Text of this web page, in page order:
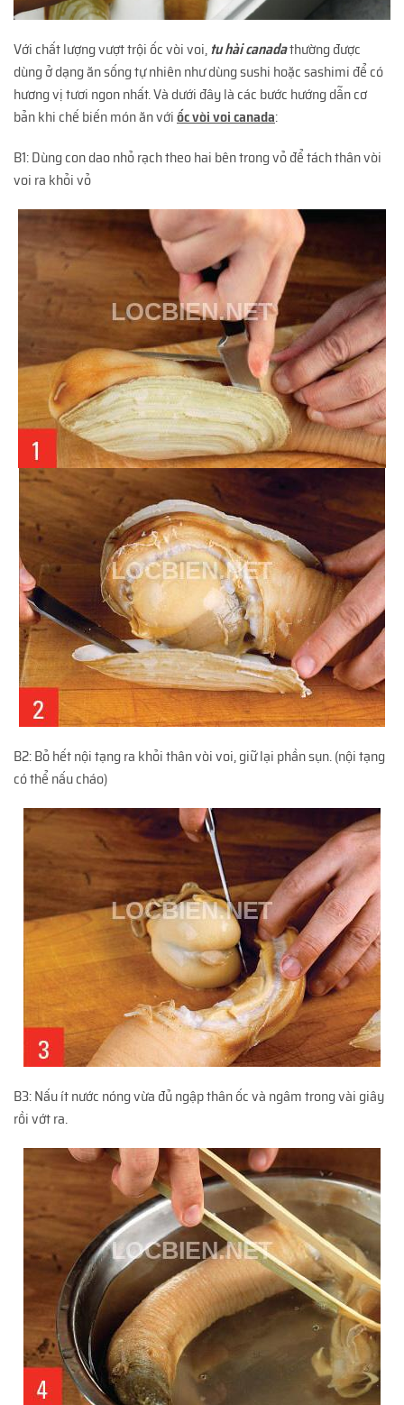
Với chất lượng vượt trội ốc vòi voi,tu hài canadathường được
dùng ở dạng ăn sống tự nhiên như dùng sushi hoặc sashimi để có
hương vị tươi ngon nhất. Và dưới đây là các bước hướng dẫn cơ
bản khi chế biến món ăn vớiốc vòi voi canada:
B1: Dùng con dao nhỏ rạch theo hai bên trong vỏ để tách thân vòi
voi ra khỏi vỏ
B2: Bỏ hết nội tạng ra khỏi thân vòi voi, giữ lại phần sụn. (nội tạng
có thể nấu cháo)
B3: Nấu ít nước nóng vừa đủ ngập thân ốc và ngâm trong vài giây
rồi vớt ra.